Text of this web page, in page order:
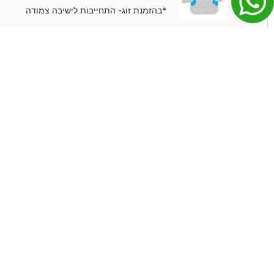
*בהזמנת זוג- התחייבות לישיבה צמודה